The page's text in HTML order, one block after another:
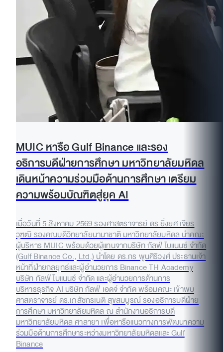
MUIC หารือ Gulf Binance และรอง
อธิการบดีฝ่ายการศึกษา มหาวิทยาลัยมหิดล
เดินหน้าความร่วมมือด้านการศึกษา เตรียม
ความพร้อมบัณฑิตสู่ยุค AI
เมื่อวันที่ 5 สิงหาคม 2569 รองศาสตราจารย์ ดร.ยิ่งยศ เจียร
วุฑฒิ รองคณบดีวิทยาลัยนานาชาติ มหาวิทยาลัยมหิดล นำคณะ
ผู้บริหาร MUIC พร้อมด้วยผู้แทนจากบริษัท กัลฟ์ ไบแนนซ์ จำกัด
(Gulf Binance Co., Ltd.) นำโดย ดร.กร พูนศิริวงศ์ ประธานเจ้า
หน้าที่ฝ่ายกลยุทธ์และผู้อำนวยการ Binance TH Academy
บริษัท กัลฟ์ ไบแนนซ์ จำกัด และผู้อำนวยการด้านการ
บริหารธุรกิจ AI บริษัท กัลฟ์ เอดจ์ จำกัด พร้อมคณะ เข้าพบ
ศาสตราจารย์ ดร.เภสัชกรเนติ สุขสมบูรณ์ รองอธิการบดีฝ่าย
การศึกษา มหาวิทยาลัยมหิดล ณ สำนักงานอธิการบดี
มหาวิทยาลัยมหิดล ศาลายา เพื่อหารือแนวทางการพัฒนาความ
ร่วมมือด้านการศึกษาระหว่างมหาวิทยาลัยมหิดลและ Gulf
Binance